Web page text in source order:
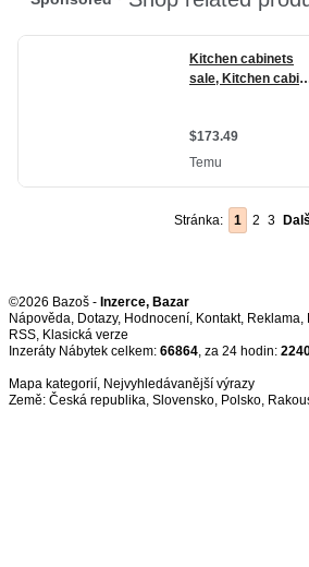
Stránka: 1 2 3
©2026 Bazoš - Inzerce, Bazar
Nápověda, Dotazy, Hodnocení, Kontakt, Reklama,
RSS,
Inzeráty Nábytek celkem: 66864, za 24 hodin:
Mapa kategorií, Nejvyhledávanější výrazy
Země: Česká republika, Slovensko, Polsko,